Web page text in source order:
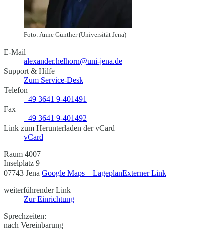
Foto: Anne Günther (Universität Jena)
E-Mail
alexander.helhorn@uni-jena.de
Support & Hilfe
Zum Service-Desk
Telefon
+49 3641 9-401491
Fax
+49 3641 9-401492
Link zum Herunterladen der vCard
vCard
Raum 4007
Inselplatz 9
07743 Jena Google Maps – LageplanExterner Link
weiterführender Link
Zur Einrichtung
Sprechzeiten:
nach Vereinbarung